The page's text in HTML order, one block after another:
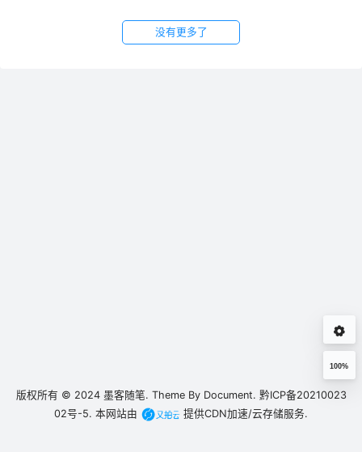
没有更多了
100%
版权所有 © 2024 墨客随笔. Theme By Document. 黔ICP备20210023
02号-5. 本网站由 提供CDN加速/云存储服务.